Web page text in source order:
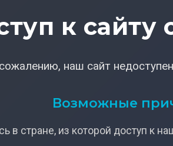
к сайту
наш сайт
Возможные
в стране, из которой доступ к